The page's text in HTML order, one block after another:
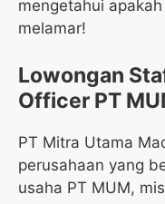
mengetahui
melamar!
Lowongan
Officer PT
PT Mitra Utama
perusahaan yang
usaha PT MUM,